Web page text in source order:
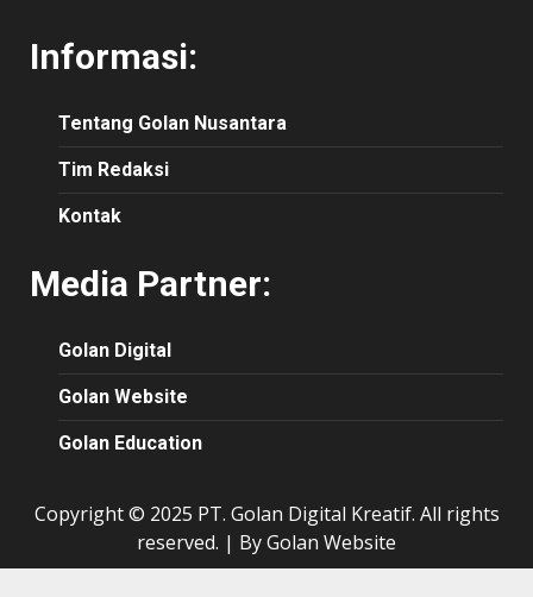
Informasi:
Tentang Golan Nusantara
Tim Redaksi
Kontak
Media Partner:
Golan Digital
Golan Website
Golan Education
Copyright © 2025 PT. Golan Digital Kreatif. All rights
reserved. | By Golan Website